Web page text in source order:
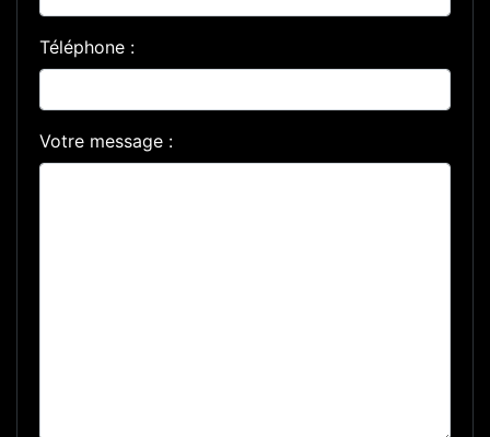
Téléphone :
Votre message :